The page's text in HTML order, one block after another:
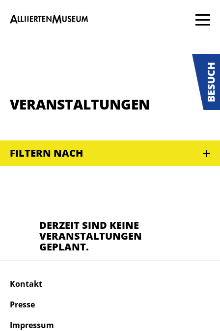
VERANSTALTUNGEN
FILTERN NACH
DERZEIT SIND KEINE
VERANSTALTUNGEN
GEPLANT.
Kontakt
Presse
Impressum